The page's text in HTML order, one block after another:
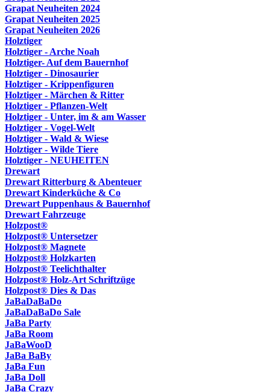
Grapat Neuheiten 2024
Grapat Neuheiten 2025
Grapat Neuheiten 2026
Holztiger
Holztiger - Arche Noah
Holztiger- Auf dem Bauernhof
Holztiger - Dinosaurier
Holztiger - Krippenfiguren
Holztiger - Märchen & Ritter
Holztiger - Pflanzen-Welt
Holztiger - Unter, im & am Wasser
Holztiger - Vogel-Welt
Holztiger - Wald & Wiese
Holztiger - Wilde Tiere
Holztiger - NEUHEITEN
Drewart
Drewart Ritterburg & Abenteuer
Drewart Kinderküche & Co
Drewart Puppenhaus & Bauernhof
Drewart Fahrzeuge
Holzpost®
Holzpost® Untersetzer
Holzpost® Magnete
Holzpost® Holzkarten
Holzpost® Teelichthalter
Holzpost® Holz-Art Schriftzüge
Holzpost® Dies & Das
JaBaDaBaDo
JaBaDaBaDo Sale
JaBa Party
JaBa Room
JaBaWooD
JaBa BaBy
JaBa Fun
JaBa Doll
JaBa Crazy